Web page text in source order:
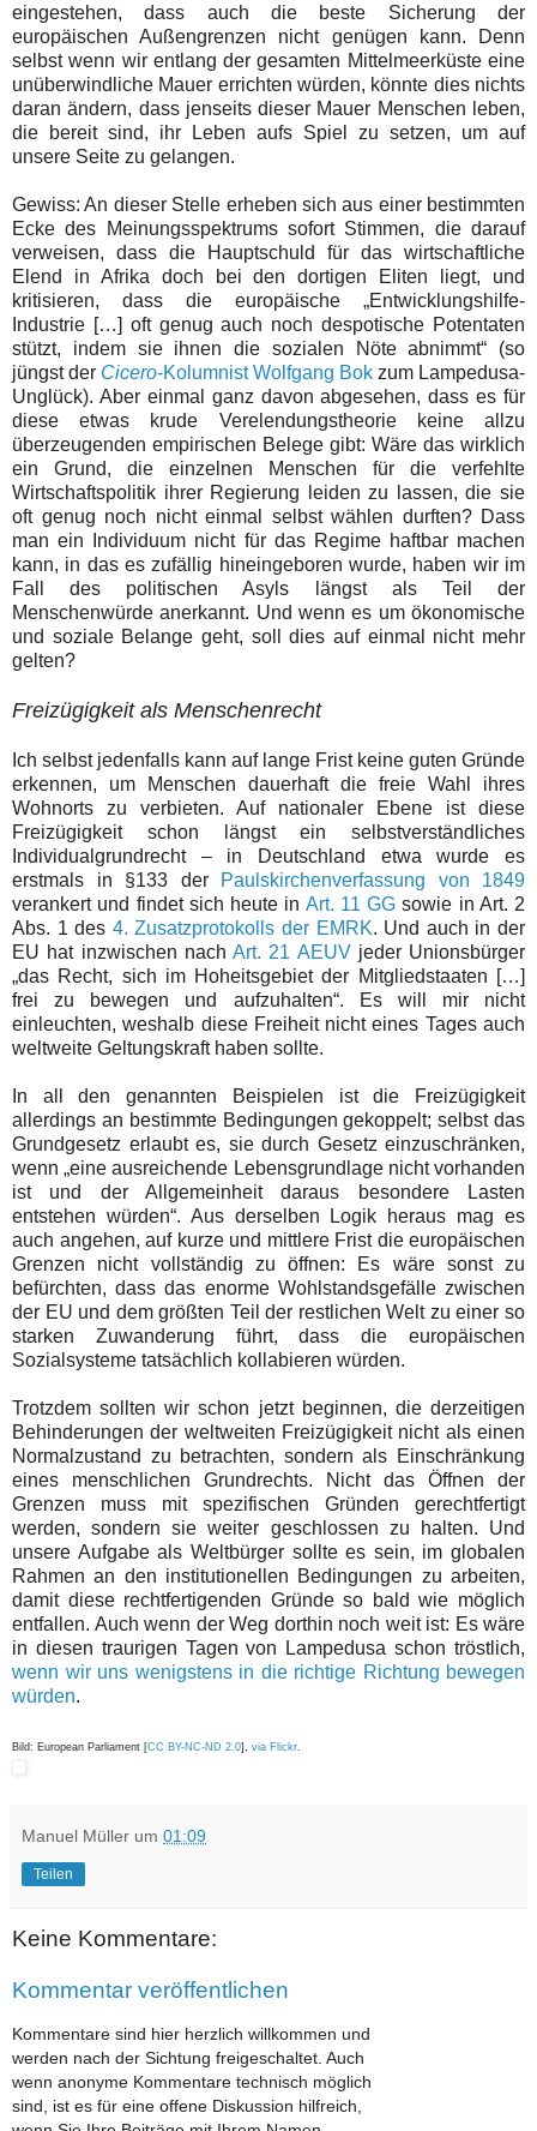
eingestehen, dass auch die beste Sicherung der
europäischen Außengrenzen nicht genügen kann. Denn
selbst wenn wir entlang der gesamten Mittelmeerküste eine
unüberwindliche Mauer errichten würden, könnte dies nichts
daran ändern, dass jenseits dieser Mauer Menschen leben,
die bereit sind, ihr Leben aufs Spiel zu setzen, um auf
unsere Seite zu gelangen.
Gewiss: An dieser Stelle erheben sich aus einer bestimmten
Ecke des Meinungsspektrums sofort Stimmen, die darauf
verweisen, dass die Hauptschuld für das wirtschaftliche
Elend in Afrika doch bei den dortigen Eliten liegt, und
kritisieren, dass die europäische „Entwicklungshilfe-
Industrie […] oft genug auch noch despotische Potentaten
stützt, indem sie ihnen die sozialen Nöte abnimmt“ (so
jüngst der Cicero-Kolumnist Wolfgang Bok zum Lampedusa-
Unglück). Aber einmal ganz davon abgesehen, dass es für
diese etwas krude Verelendungstheorie keine allzu
überzeugenden empirischen Belege gibt: Wäre das wirklich
ein Grund, die einzelnen Menschen für die verfehlte
Wirtschaftspolitik ihrer Regierung leiden zu lassen, die sie
oft genug noch nicht einmal selbst wählen durften? Dass
man ein Individuum nicht für das Regime haftbar machen
kann, in das es zufällig hineingeboren wurde, haben wir im
Fall des politischen Asyls längst als Teil der
Menschenwürde anerkannt. Und wenn es um ökonomische
und soziale Belange geht, soll dies auf einmal nicht mehr
gelten?
Freizügigkeit als Menschenrecht
Ich selbst jedenfalls kann auf lange Frist keine guten Gründe
erkennen, um Menschen dauerhaft die freie Wahl ihres
Wohnorts zu verbieten. Auf nationaler Ebene ist diese
Freizügigkeit schon längst ein selbstverständliches
Individualgrundrecht – in Deutschland etwa wurde es
erstmals in §133 der
Paulskirchenverfassung von 1849
verankert und findet sich heute in Art. 11 GG sowie in Art. 2
Abs. 1 des 4. Zusatzprotokolls der EMRK. Und auch in der
EU hat inzwischen nach Art. 21 AEUVjeder Unionsbürger
„das Recht, sich im Hoheitsgebiet der Mitgliedstaaten […]
frei zu bewegen und aufzuhalten“. Es will mir nicht
einleuchten, weshalb diese Freiheit nicht eines Tages auch
weltweite Geltungskraft haben sollte.
In all den genannten Beispielen ist die Freizügigkeit
allerdings an bestimmte Bedingungen gekoppelt; selbst das
Grundgesetz erlaubt es, sie durch Gesetz einzuschränken,
wenn „eine ausreichende Lebensgrundlage nicht vorhanden
ist und der Allgemeinheit daraus besondere Lasten
entstehen würden“. Aus derselben Logik heraus mag es
auch angehen, auf kurze und mittlere Frist die europäischen
Grenzen nicht vollständig zu öffnen: Es wäre sonst zu
befürchten, dass das enorme Wohlstandsgefälle zwischen
der EU und dem größten Teil der restlichen Welt zu einer so
starken Zuwanderung führt, dass die europäischen
Sozialsysteme tatsächlich kollabieren würden.
Trotzdem sollten wir schon jetzt beginnen, die derzeitigen
Behinderungen der weltweiten Freizügigkeit nicht als einen
Normalzustand zu betrachten, sondern als Einschränkung
eines menschlichen Grundrechts. Nicht das Öffnen der
Grenzen muss mit spezifischen Gründen gerechtfertigt
werden, sondern sie weiter geschlossen zu halten. Und
unsere Aufgabe als Weltbürger sollte es sein, im globalen
Rahmen an den institutionellen Bedingungen zu arbeiten,
damit diese rechtfertigenden Gründe so bald wie möglich
entfallen. Auch wenn der Weg dorthin noch weit ist: Es wäre
in diesen traurigen Tagen von Lampedusa schon tröstlich,
wenn wir uns wenigstens in die richtige Richtung bewegen
würden.
Bild: European Parliament [CC BY-NC-ND 2.0], via Flickr
Manuel Müller um 01:09
Teilen
Keine Kommentare:
Kommentar veröffentlichen
Kommentare sind hier herzlich willkommen und
werden nach der Sichtung freigeschaltet. Auch
wenn anonyme Kommentare technisch möglich
sind, ist es für eine offene Diskussion hilfreich,